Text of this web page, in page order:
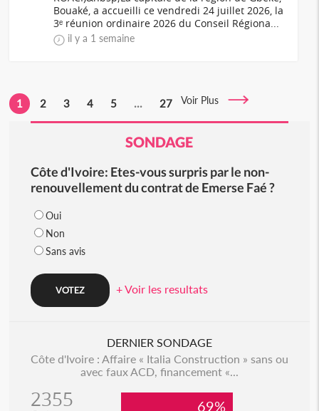
Bouaké, a accueilli ce vendredi 24 juillet 2026, la
3ᵉ réunion ordinaire 2026 du Conseil Régiona...
il y a 1 semaine
1 2 3 4 5 ... 27 Voir Plus
SONDAGE
Côte d'Ivoire: Etes-vous surpris par le non-
renouvellement du contrat de Emerse Faé ?
Oui
Non
Sans avis
+ Voir les resultats
DERNIER SONDAGE
Côte d'Ivoire : Affaire « Italia Construction » sans ou
avec faux ACD, financement «...
2355 69%